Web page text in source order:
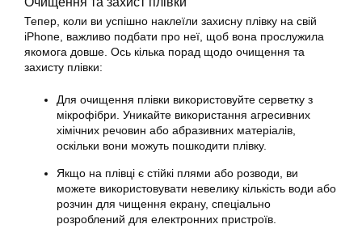
Тепер, коли ви успішно наклеїли захисну плівку на свій
iPhone, важливо подбати про неї, щоб вона прослужила
якомога довше. Ось кілька порад щодо очищення та
захисту плівки:
Для очищення плівки використовуйте серветку з
мікрофібри. Уникайте використання агресивних
хімічних речовин або абразивних матеріалів,
оскільки вони можуть пошкодити плівку.
Якщо на плівці є стійкі плями або розводи, ви
можете використовувати невелику кількість води або
розчин для чищення екрану, спеціально
розроблений для електронних пристроїв.